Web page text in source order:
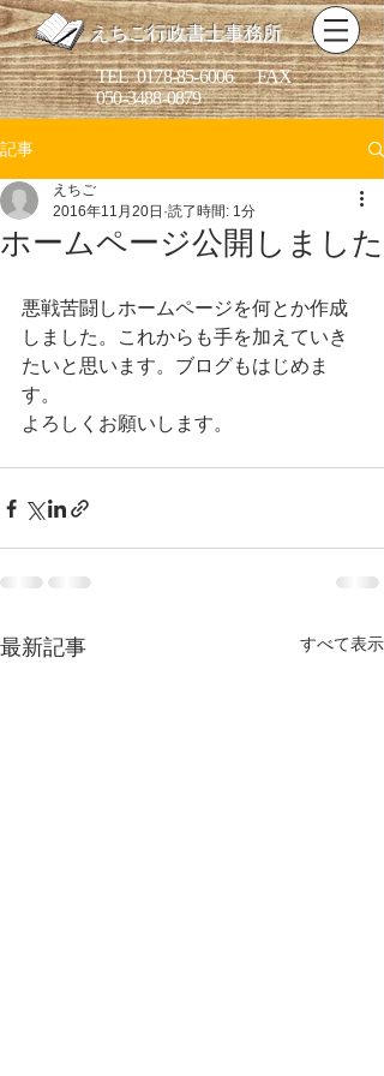
えちご行政書士事務所
​TEL0178-85-6006FAX
050-3488-0879
記事
ホームページ公開しました
えちご
2016年11月20日 読了時間: 1分
悪戦苦闘しホームページを何とか作成
しました。これからも手を加えていき
たいと思います。ブログもはじめま
す。
よろしくお願いします。
最新記事 すべて表示